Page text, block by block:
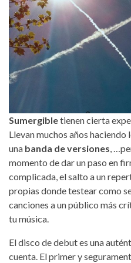
Sumergibletienen cierta
Llevan muchos años haciendo
una banda de versiones,
momento de dar un paso en
complicada, el salto a un
propias donde testear como
canciones a un público más
tu música.
El disco de debut es una
cuenta. El primer y